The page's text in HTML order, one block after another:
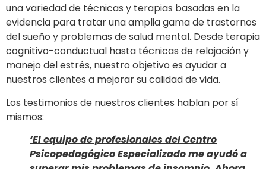
una variedad de técnicas y terapias basadas en la
evidencia para tratar una amplia gama de trastornos
del sueño y problemas de salud mental. Desde terapia
cognitivo-conductual hasta técnicas de relajación y
manejo del estrés, nuestro objetivo es ayudar a
nuestros clientes a mejorar su calidad de vida.
Los testimonios de nuestros clientes hablan por sí
mismos:
‘El equipo de profesionales del Centro
Psicopedagógico Especializado me ayudó a